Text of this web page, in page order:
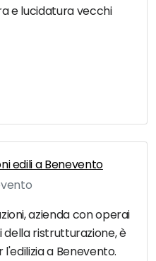
e lucidatura vecchi
edili a Benevento
azienda con operai
ristrutturazione, è
a Benevento.